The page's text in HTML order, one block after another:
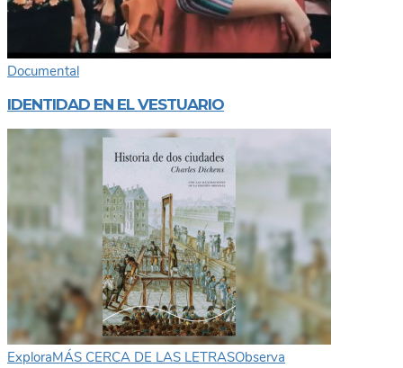
Documental
IDENTIDAD EN EL VESTUARIO
ExploraMÁS CERCA DE LAS LETRASObserva